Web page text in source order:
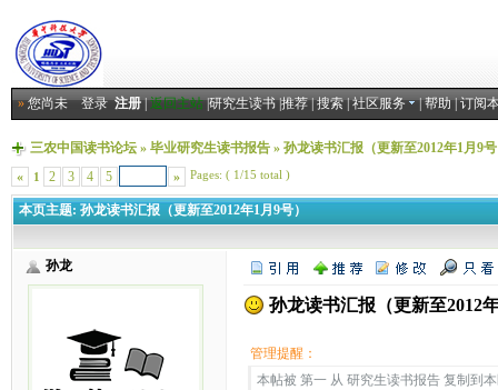
»您尚未登录 注册|返回主站|研究生读书|推荐|搜索|社区服务 |帮助|订阅
三农中国读书论坛» 毕业研究生读书报告» 孙龙读书汇报（更新至2012年1月9
«
1 2 3 4 5 » Pages: ( 1/15 total )
本页主题: 孙龙读书汇报（更新至2012年1月9号）
孙龙
孙龙读书汇报（更新至2012
管理提醒：
本帖被 第一 从 研究生读书报告 复制到